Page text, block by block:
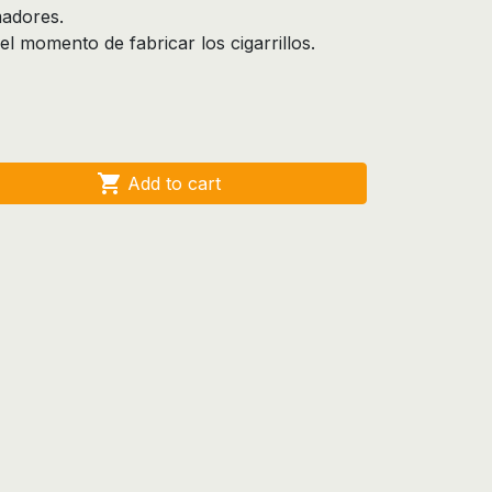
momento de fabricar los cigarrillos.
 Add to cart